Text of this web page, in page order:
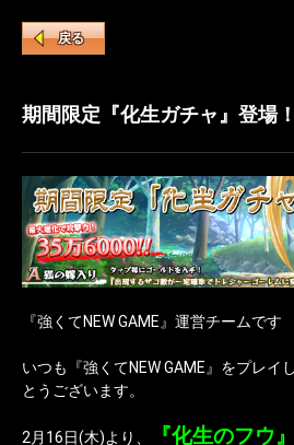
戻る
期間限定『化生ガチャ』登場！
『強くてNEW GAME』運営チームです
いつも『強くてNEW GAME』をプレイ
とうございます。
2月16日(木)より、 『化生のフウ』